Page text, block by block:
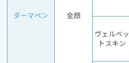
ダーマペン 全顔
ヴェルベッ
トスキン